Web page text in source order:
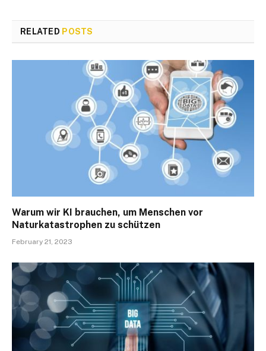
RELATED POSTS
Warum wir KI brauchen, um Menschen vor
Naturkatastrophen zu schützen
February 21, 2023